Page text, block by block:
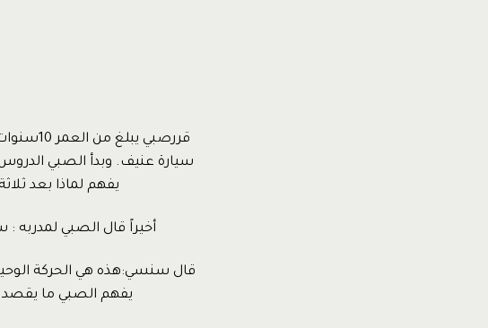
قررصبي
سيارة عنيف. وبدأ الصبي
يفهم لماذا بعد
أخيراً قال الصبي لمدربه :
قال سنسي:هذه هي الحركة
يفهم الصبي ما يقصد